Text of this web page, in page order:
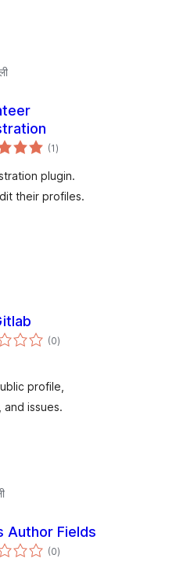
(1एकूण
मूल्यांकन
)
plugin.
their profiles.
(0एकूण
मूल्यांकन
)
profile,
issues.
Author Fields
(0एकूण
मूल्यांकन
)